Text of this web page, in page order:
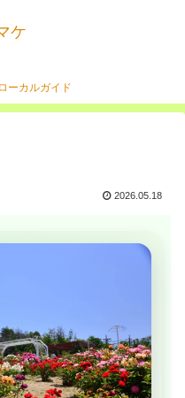
ケ
ーカルガイド
2026.05.18